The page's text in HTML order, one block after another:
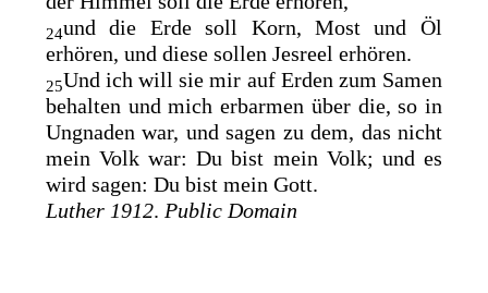
24und die Erde soll Korn, Most und Öl
erhören, und diese sollen Jesreel erhören.
25Und ich will sie mir auf Erden zum Samen
behalten und mich erbarmen über die, so in
Ungnaden war, und sagen zu dem, das nicht
mein Volk war: Du bist mein Volk; und es
wird sagen: Du bist mein Gott.
Luther 1912. Public Domain